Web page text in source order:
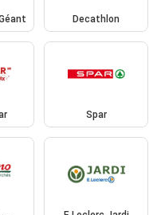
Decathlon
Spar